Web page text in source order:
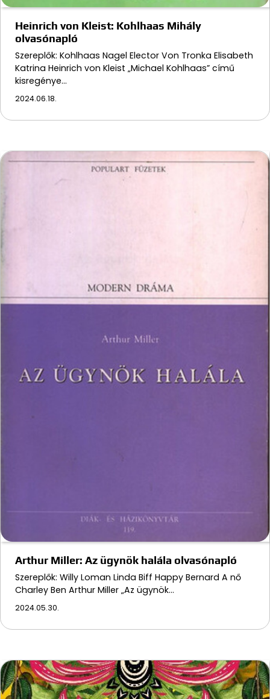
Heinrich von Kleist: Kohlhaas Mihály
olvasónapló
Szereplők: Kohlhaas Nagel Elector Von Tronka Elisabeth
Katrina Heinrich von Kleist „Michael Kohlhaas” című
kisregénye…
2024.06.18.
Arthur Miller: Az ügynök halála olvasónapló
Szereplők: Willy Loman Linda Biff Happy Bernard A nő
Charley Ben Arthur Miller „Az ügynök…
2024.05.30.